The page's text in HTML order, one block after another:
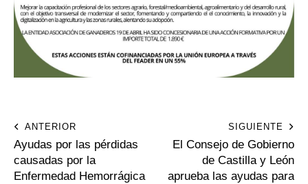
ANTERIOR
Ayudas por las pérdidas
causadas por la
Enfermedad Hemorrágica
SIGUIENTE
El Consejo de Gobierno
de Castilla y León
aprueba las ayudas para